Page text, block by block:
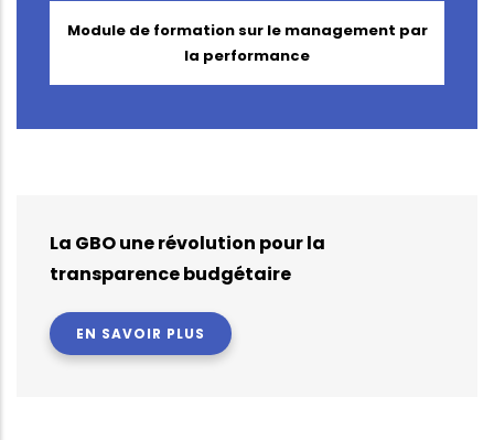
Module de formation sur le management par
la performance
La GBO une révolution pour la
transparence budgétaire
EN SAVOIR PLUS